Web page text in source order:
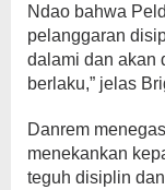
Ndao bahwa
pelanggaran
dalami dan akan
berlaku,” jelas
Danrem
menekankan
teguh disiplin